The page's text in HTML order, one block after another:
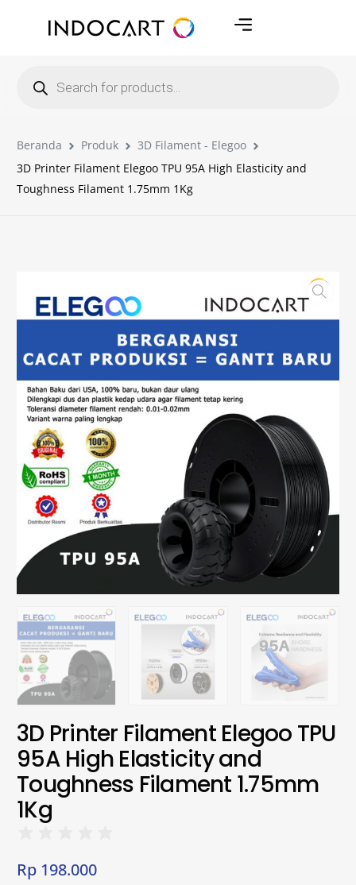
Beranda Produk
3D Filament - Elegoo
3D Printer Filament Elegoo TPU 95A High Elasticity and
Toughness Filament 1.75mm 1Kg
3D Printer Filament Elegoo TPU
95A High Elasticity and
Toughness Filament 1.75mm
1Kg
Rp 198.000